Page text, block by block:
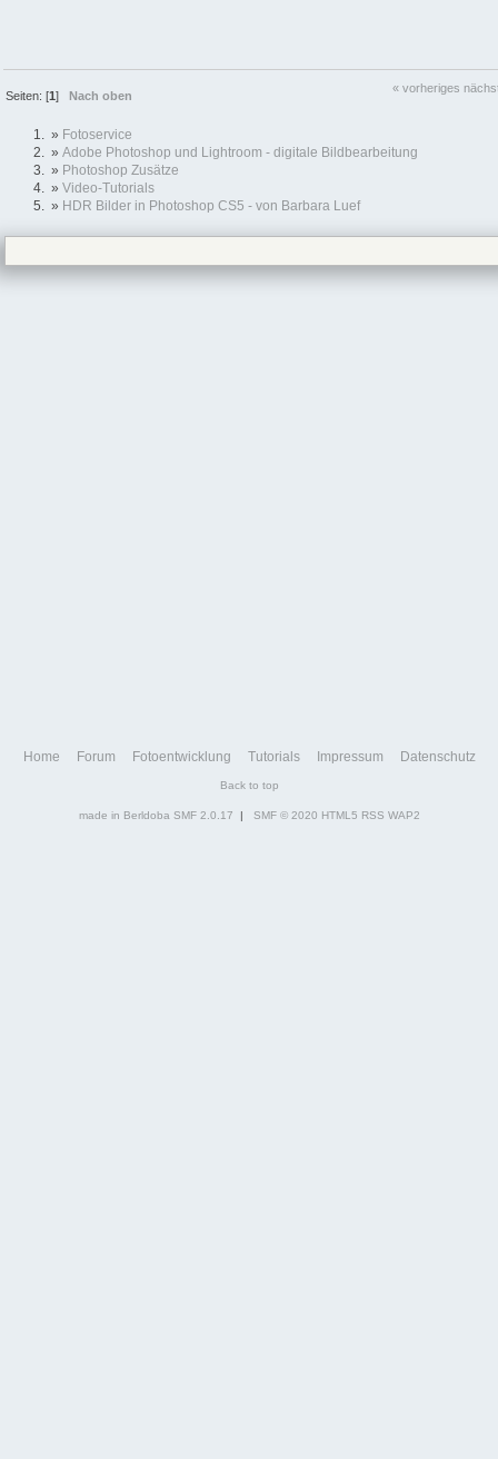
Seiten: [1]Nach oben
« vorheriges
» Fotoservice
» Adobe Photoshop und Lightroom - digitale Bildbearbeitung
» Photoshop Zusätze
» Video-Tutorials
» HDR Bilder in Photoshop CS5 - von Barbara Luef
Home Forum Fotoentwicklung Tutorials Impressum Datenschutz
Back to top
made in Berldoba SMF 2.0.17 | SMF © 2020 HTML5 RSS WAP2